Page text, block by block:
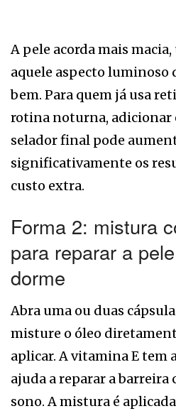
A pele acorda mais
aquele aspecto luminoso
bem. Para quem já usa
rotina noturna, adicionar
selador final pode
significativamente os
custo extra.
Forma 2: mistura
para reparar a
dorme
Abra uma ou duas
misture o óleo
aplicar. A vitamina E tem
ajuda a reparar a barreira
sono. A mistura é